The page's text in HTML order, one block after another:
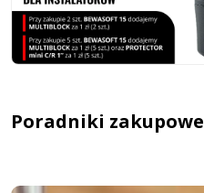
Poradniki zakupowe